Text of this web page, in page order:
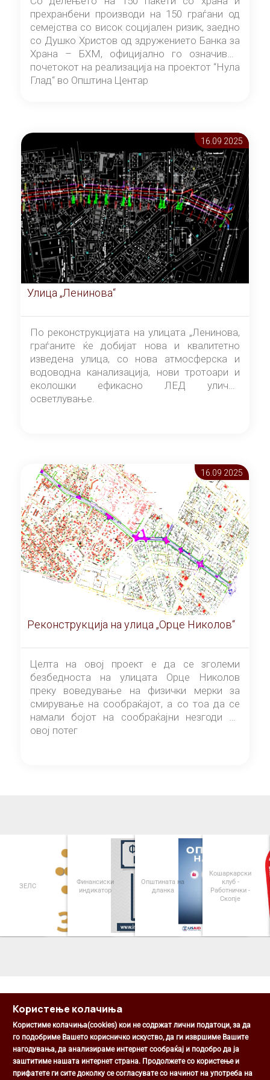
прехранбени производи на 150 граѓани од
семејства со висок социјален ризик, заедно
со Душко Христов од здружението Банка за
Храна – БХМ, официјално го означивме
почетокот на реализација на проектот “Нула
Глад“ во Општина Центар
16.09 2025
Улица „Ленинова“
По реконструкцијата на улицата „Ленинова,
граѓаните ќе добијат нова и квалитетно
изведена улица, со нова атмосферска и
водоводна канализација, нови тротоари и
еколошки ефикасно ЛЕД улично
осветлување.
16.09 2025
Реконструкција на улица „Орце Николов“
Целта на овој проект е да се зголеми
безбедноста на улицата Орце Николов
преку воведување на физички мерки за
смирување на сообраќајот, а со тоа да се
намали бојот на сообраќајни незгоди на
овој потег
ЗЕЛС
Финансиски
индикатор
Општината на
дланка
Кошаркарски
клуб -
Работнички -
Скопје
Општина Центар
Михаил Цоков бр. 1, Скопје
Користење колачиња
Користиме колачиња(cookies) кои не содржат лични податоци, за да
го подобриме Вашето корисничко искуство, да ги извршиме Вашите
нагодувања, да анализираме интернет сообраќај и подобро да ја
заштитиме нашата интернет страна. Продолжете со користење и
прифатете ги сите доколку се согласувате со начинот на употреба на